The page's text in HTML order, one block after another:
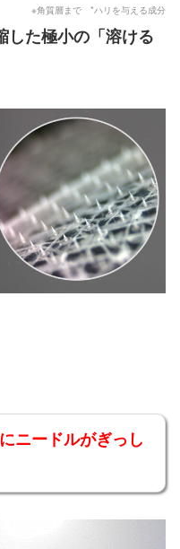
※角質層まで *ハリを与える成分
した極小の「溶ける
ニードルがぎっし